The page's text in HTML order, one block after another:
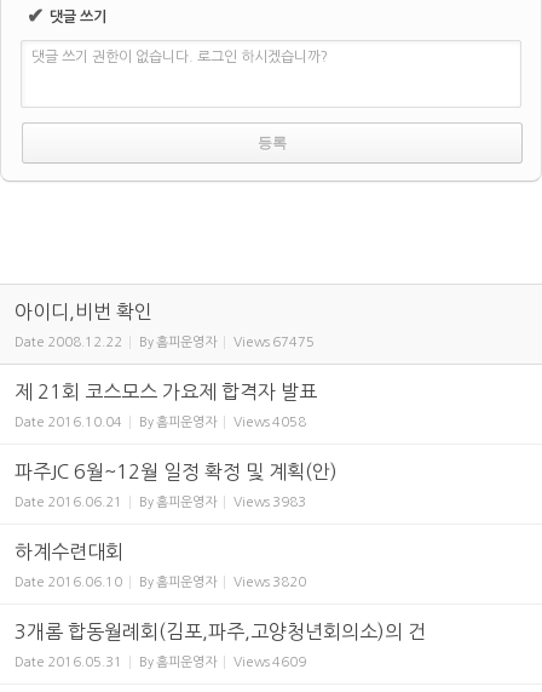
✔ 댓글 쓰기
댓글 쓰기 권한이 없습니다. 로그인 하시겠습니까?
아이디,비번 확인
Date 2008.12.22 By 홈피운영자 Views 67475
제 21회 코스모스 가요제 합격자 발표
Date 2016.10.04 By 홈피운영자 Views4058
파주JC 6월~12월 일정 확정 및 계획(안)
Date 2016.06.21 By 홈피운영자 Views 3983
하계수련대회
Date 2016.06.10 By 홈피운영자 Views 3820
3개롬 합동월례회(김포,파주,고양청년회의소)의 건
Date 2016.05.31 By 홈피운영자 Views4609